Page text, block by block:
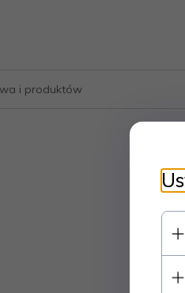
i produktów